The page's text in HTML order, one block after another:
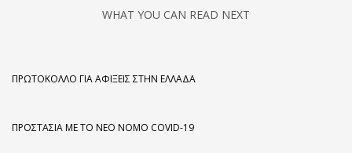
WHAT YOU CAN READ NEXT
ΠΡΩΤΌΚΟΛΛΟ ΓΙΑ ΑΦΊΞΕΙΣ ΣΤΗΝ ΕΛΛΆΔΑ
ΠΡΟΣΤΑΣΊΑ ΜΕ ΤΟ ΝΈΟ ΝΌΜΟ COVID-19